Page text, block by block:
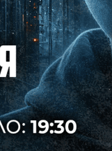
предишно
В същото
мрежи и
пред екрана с
здраве,
социалното…